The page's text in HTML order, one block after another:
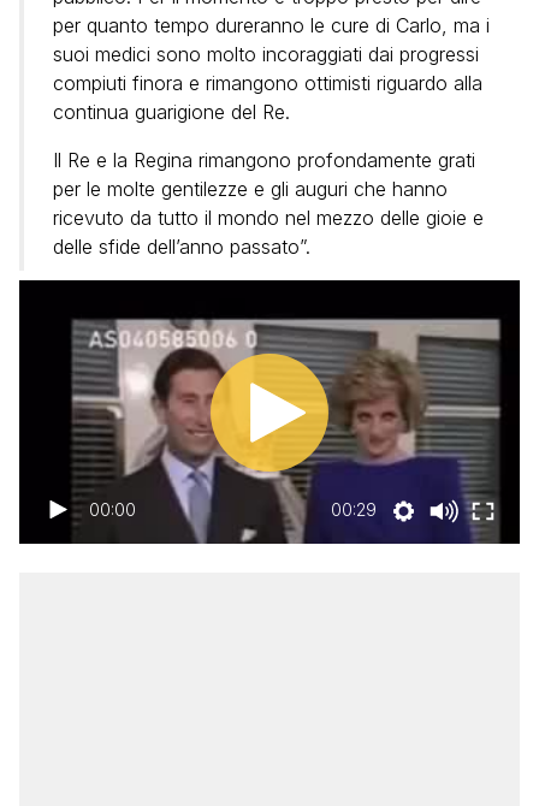
per quanto tempo dureranno le cure di Carlo, ma i
suoi medici sono molto incoraggiati dai progressi
compiuti finora e rimangono ottimisti riguardo alla
continua guarigione del Re.
Il Re e la Regina rimangono profondamente grati
per le molte gentilezze e gli auguri che hanno
ricevuto da tutto il mondo nel mezzo delle gioie e
delle sfide dell’anno passato”.
00:00 00:29